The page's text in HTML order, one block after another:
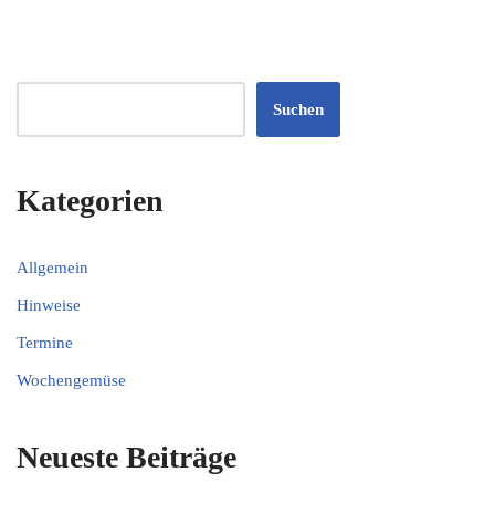
Suchen
Kategorien
Allgemein
Hinweise
Termine
Wochengemüse
Neueste Beiträge